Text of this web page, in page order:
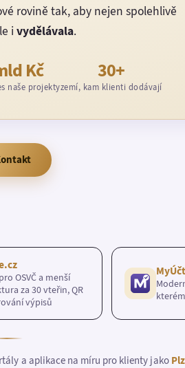
rovině tak, aby nejen spolehlivě
i vydělávala.
Kč
naše projekty
30+
zemí, kam klienti dodávají
OSVČ a menší
za 30 vteřin, QR
výpisů
a aplikace na míru pro klienty jako